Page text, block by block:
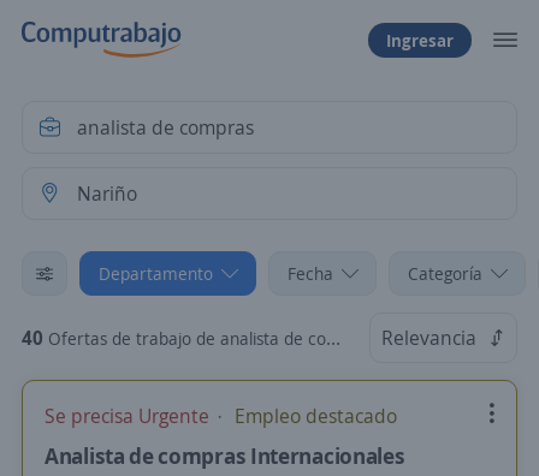
Ingresar
Departamento Fecha Categoría
40 Ofertas de trabajo de analista de compras en Nariño Relevancia
Se precisa Urgente Empleo destacado
Analista de compras Internacionales